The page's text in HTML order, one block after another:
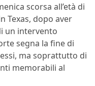
scorsa all’età di
Texas, dopo aver
un intervento
segna la fine di
ma soprattutto di
memorabili al